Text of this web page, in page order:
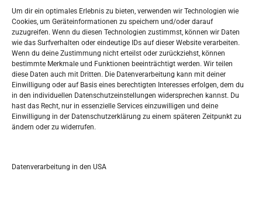
Um dir ein optimales Erlebnis zu bieten, verwenden wir Technologien wie
Cookies, um Geräteinformationen zu speichern und/oder darauf
zuzugreifen. Wenn du diesen Technologien zustimmst, können wir Daten
wie das Surfverhalten oder eindeutige IDs auf dieser Website verarbeiten.
Wenn du deine Zustimmung nicht erteilst oder zurückziehst, können
bestimmte Merkmale und Funktionen beeinträchtigt werden. Wir teilen
diese Daten auch mit Dritten. Die Datenverarbeitung kann mit deiner
Einwilligung oder auf Basis eines berechtigten Interesses erfolgen, dem du
in den individuellen Datenschutzeinstellungen widersprechen kannst. Du
hast das Recht, nur in essenzielle Services einzuwilligen und deine
Einwilligung in der Datenschutzerklärung zu einem späteren Zeitpunkt zu
ändern oder zu widerrufen.
Datenverarbeitung in den USA
Widerufsbelehrung
Oglašavanje / Postavite svoj oglas
Tko je “Idemo u Svijet – Njemačka?
Pretražite stranicu:
S
e
a
h